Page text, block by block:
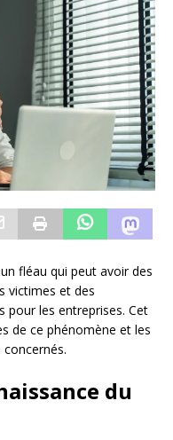
fléau qui peut avoir des
victimes et des
pour les entreprises. Cet
de ce phénomène et les
du